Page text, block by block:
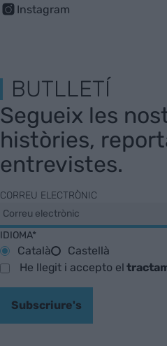
Instagram
BUTLLETÍ
Segueix les
històries,
entrevistes.
CORREU ELECTRÒNIC
IDIOMA*
Català
Castellà
He llegit i accepto el
Subscriure's